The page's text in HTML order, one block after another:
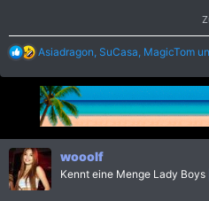
R
a
k
t
o
n
e
n
:
Asiadragon, SuCasa, MagicTom
wooolf
Kennt eine Menge Lady Boys